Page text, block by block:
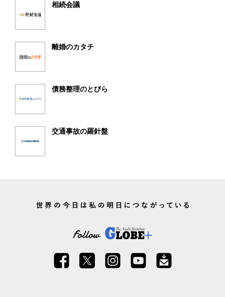
相続会議
離婚のカタチ
債務整理のとびら
交通事故の羅針盤